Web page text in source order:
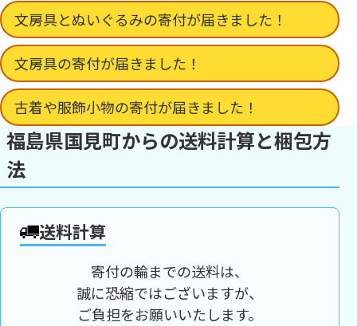
文房具とぬいぐるみの寄付が届きました！
文房具の寄付が届きました！
古着や服飾小物の寄付が届きました！
福島県国見町からの送料計算と梱包方
法
送料計算
寄付の輪までの送料は、
誠に恐縮ではございますが、
ご負担をお願いいたします。